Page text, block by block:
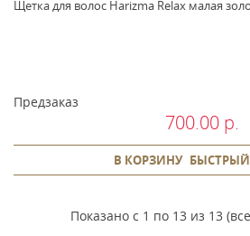
Щетка для волос Harizma Relax малая
Предзаказ
700.00 р.
В КОРЗИНУ
Показано с 1 по 13 из 13